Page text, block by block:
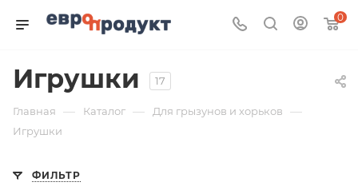
0
Игрушки 17
Главная — Каталог — Для грызунов и хорьков —
Игрушки
ФИЛЬТР